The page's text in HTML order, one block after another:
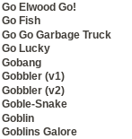
Go Elwood Go!
Go Fish
Go Go Garbage Truck
Go Lucky
Gobang
Gobbler (v1)
Gobbler (v2)
Goble-Snake
Goblin
Goblins Galore